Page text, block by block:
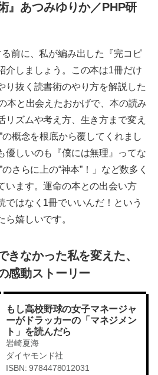
』あつみゆりか／PHP研
前に、私が編み出した『完コピ
介しましょう。この本は1冊だけ
り抜く読書術のやり方を解説した
本と出会えたおかげで、本の読み
リズムや考え方、生き方まで変え
の概念を根底から覆してくれまし
優しいのも『僕には無理』ってな
さらに上の“神本”！」など数多く
います。運命の本との出会い方
ではなく1冊でいいんだ！という
嬉しいです。
きなかった私を変えた、
感動ストーリー
もし高校野球の女子マネージャ
ーがドラッカーの「マネジメン
ト」を読んだら
岩崎夏海
ダイヤモンド社
ISBN: 9784478012031